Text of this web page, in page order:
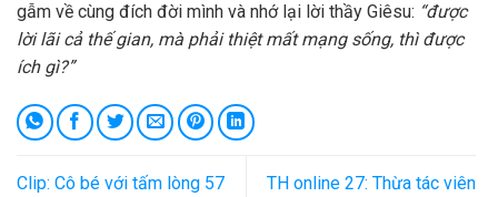
gẫm về cùng đích đời mình và nhớ lại lời thầy Giêsu: “được
lời lãi cả thế gian, mà phải thiệt mất mạng sống, thì được
ích gì?”
Clip: Cô bé với tấm lòng 57
TH online 27: Thừa tác viên